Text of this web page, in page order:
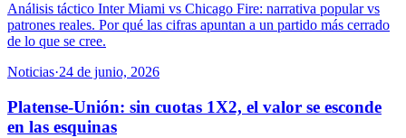
Análisis táctico Inter Miami vs Chicago Fire: narrativa popular vs
patrones reales. Por qué las cifras apuntan a un partido más cerrado
de lo que se cree.
Noticias·24 de junio, 2026
Platense-Unión: sin cuotas 1X2, el valor se esconde
en las esquinas